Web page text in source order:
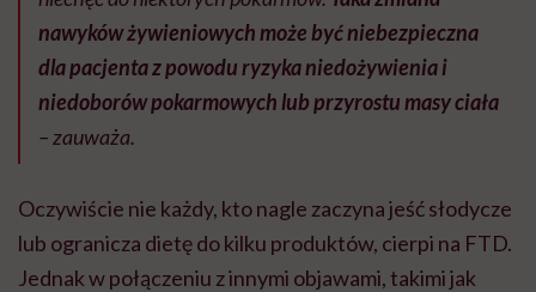
nawyków żywieniowych może być niebezpieczna
dla pacjenta z powodu ryzyka niedożywienia i
niedoborów pokarmowych lub przyrostu masy ciała
– zauważa.
Oczywiście nie każdy, kto nagle zaczyna jeść słodycze
lub ogranicza dietę do kilku produktów, cierpi na FTD.
Jednak w połączeniu z innymi objawami, takimi jak